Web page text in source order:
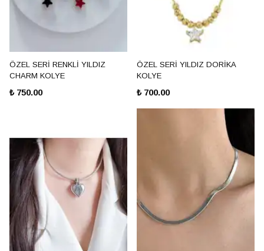
ÖZEL SERİ RENKLİ YILDIZ
CHARM KOLYE
₺ 750.00
ÖZEL SERİ YILDIZ DORİKA
KOLYE
₺ 700.00